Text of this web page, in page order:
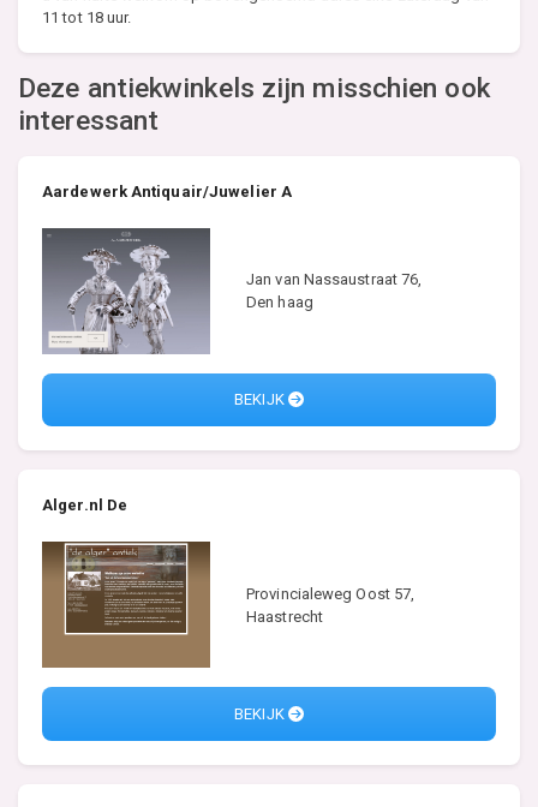
11 tot 18 uur.
Deze antiekwinkels zijn misschien ook
interessant
Aardewerk Antiquair/Juwelier A
Jan van Nassaustraat 76,
Den haag
BEKIJK
Alger.nl De
Provincialeweg Oost 57,
Haastrecht
BEKIJK